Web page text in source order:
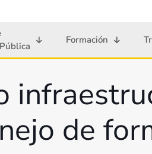
Formación
de